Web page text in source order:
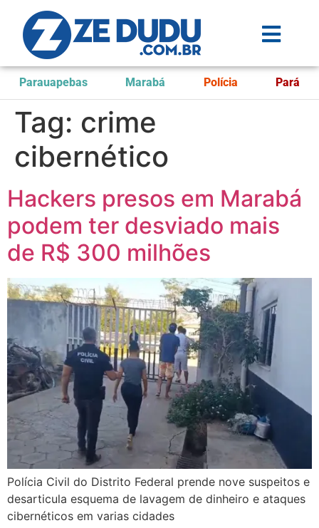
Parauapebas Marabá Polícia Pará
Tag: crime
cibernético
Hackers presos em Marabá
podem ter desviado mais
de R$ 300 milhões
Polícia Civil do Distrito Federal prende nove suspeitos e
desarticula esquema de lavagem de dinheiro e ataques
cibernéticos em varias cidades